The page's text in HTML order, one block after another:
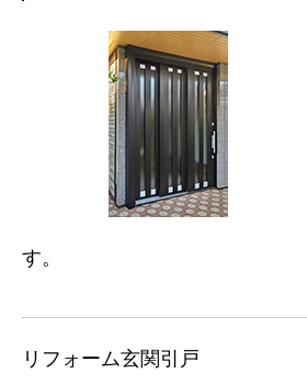
す。
リフォーム玄関引戸